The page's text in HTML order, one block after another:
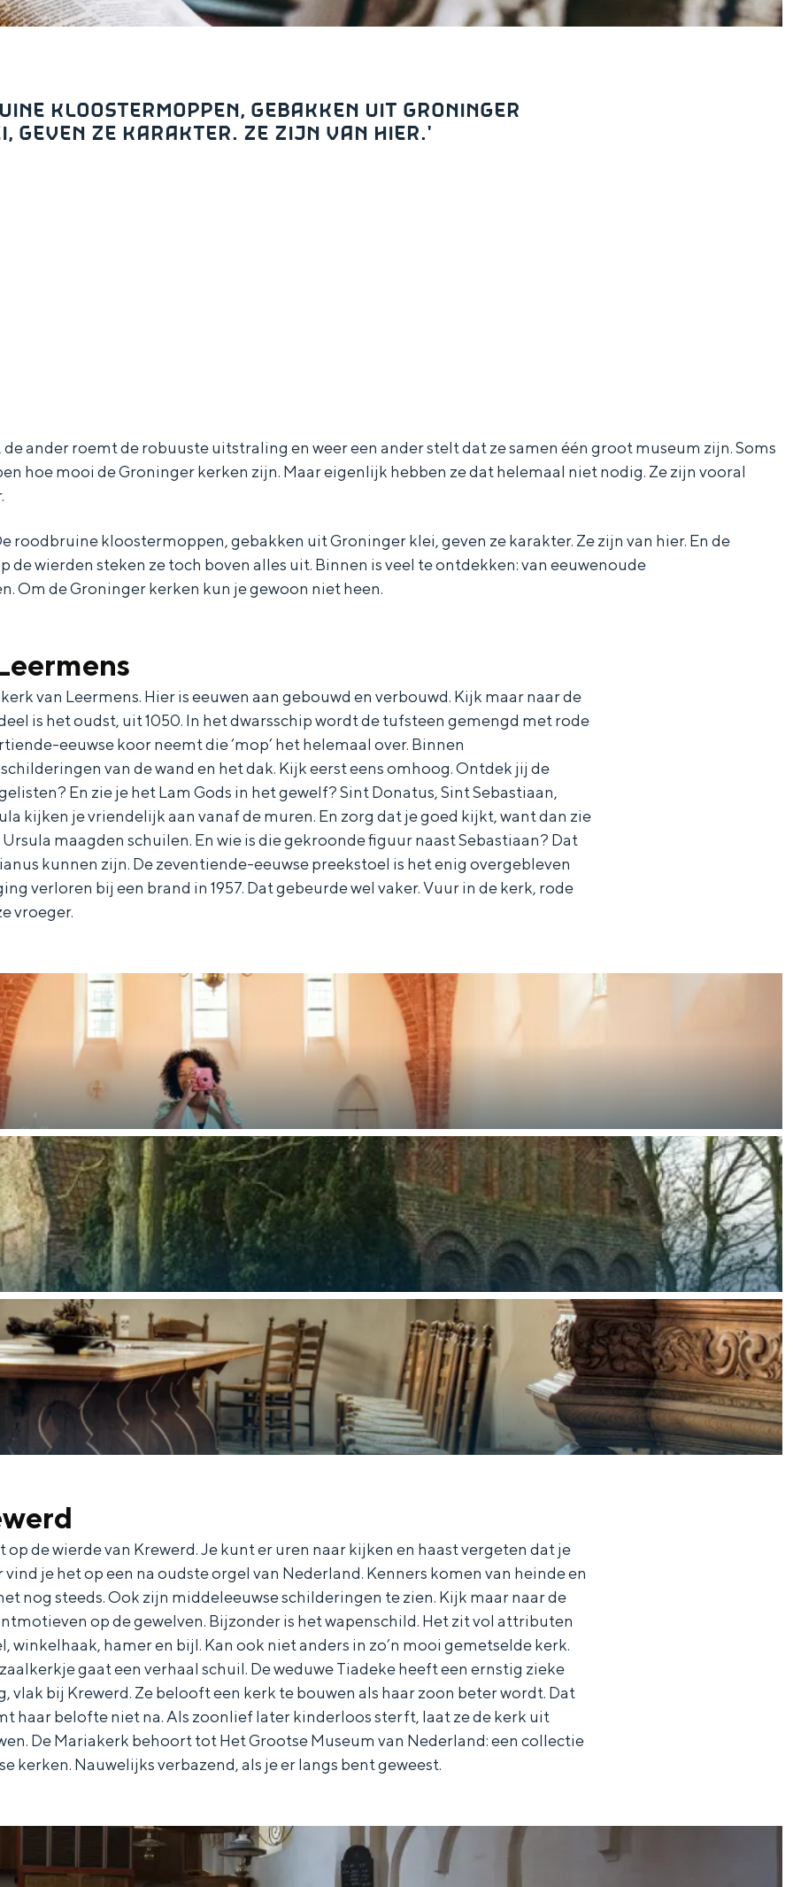
landschap. Binen een mum van tijd sta je vanuit de stad aan de Waddenzee, midden in het groen of bij een schattig
KLOOSTERMOPPEN, GEBAKKEN UIT GRONINGER
GEVEN ZE KARAKTER. ZE ZIJN VAN HIER.'
ander roemt de robuuste uitstraling en weer een ander stelt dat ze samen één groot museum zijn. Soms
hoe mooi de Groninger kerken zijn. Maar eigenlijk hebben ze dat helemaal niet nodig. Ze zijn vooral
roodbruine kloostermoppen, gebakken uit Groninger klei, geven ze karakter. Ze zijn van hier. En de
de wierden steken ze toch boven alles uit. Binnen is veel te ontdekken: van eeuwenoude
Om de Groninger kerken kun je gewoon niet heen.
van Leermens. Hier is eeuwen aan gebouwd en verbouwd. Kijk maar naar de
is het oudst, uit 1050. In het dwarsschip wordt de tufsteen gemengd met rode
eeuwse koor neemt die ‘mop’ het helemaal over. Binnen
van de wand en het dak. Kijk eerst eens omhoog. Ontdek jij de
En zie je het Lam Gods in het gewelf? Sint ­Donatus, Sint Sebastiaan,
kijken je vriendelijk aan vanaf de muren. En zorg dat je goed kijkt, want dan zie
maagden schuilen. En wie is die gekroonde figuur naast Sebastiaan? Dat
kunnen zijn. De zeventiende­-eeuwse preekstoel is het enig overgebleven
verloren bij een brand in 1957. Dat gebeurde wel vaker. Vuur in de kerk, rode
vroeger.
de wierde van Krewerd. Je kunt er uren naar kijken en haast vergeten dat je
je het op een na oudste orgel van Nederland. Kenners komen van heinde en
nog steeds. Ook zijn middeleeuwse schilderingen te zien. Kijk maar naar de
op de gewelven. Bijzonder is het wapenschild. Het zit vol attributen
winkelhaak, hamer en bijl. Kan ook niet anders in zo’n mooi gemetselde kerk.
gaat een verhaal schuil. De weduwe Tiadeke heeft een ernstig zieke
vlak bij Krewerd. Ze belooft een kerk te bouwen als haar zoon beter wordt. Dat
haar belofte niet na. Als zoonlief later kinderloos sterft, laat ze de kerk uit
De Mariakerk behoort tot Het Grootse Museum van Nederland: een collectie
kerken. Nauwelijks verbazend, als je er langs bent geweest.